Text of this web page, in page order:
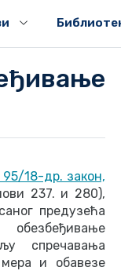
95/18-др. закон,
237. и 280),
предузећа
спречавања
и обавезе